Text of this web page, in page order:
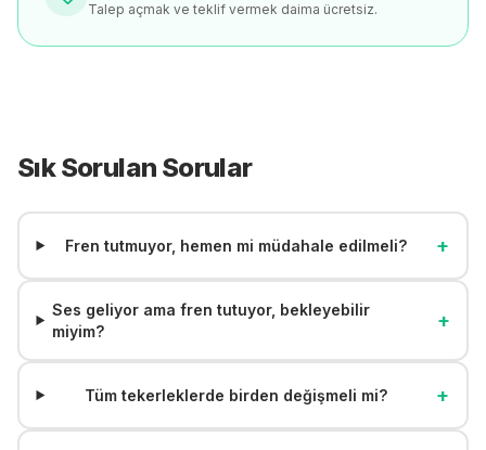
Talep açmak ve teklif vermek daima ücretsiz.
Sık Sorulan Sorular
Fren tutmuyor, hemen mi müdahale edilmeli? +
Ses geliyor ama fren tutuyor, bekleyebilir
miyim?
+
Tüm tekerleklerde birden değişmeli mi? +